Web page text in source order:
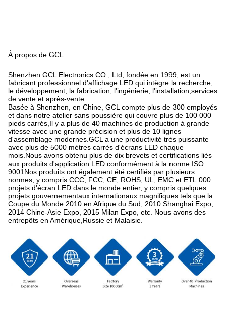
À propos de GCL
Shenzhen GCL Electronics CO., Ltd, fondée en 1999, est un
fabricant professionnel d'affichage LED qui intègre la recherche,
le développement, la fabrication, l'ingénierie, l'installation,services
de vente et après-vente.
Basée à Shenzhen, en Chine, GCL compte plus de 300 employés
et dans notre atelier sans poussière qui couvre plus de 100 000
pieds carrés,Il y a plus de 40 machines de production à grande
vitesse avec une grande précision et plus de 10 lignes
d'assemblage modernes.GCL a une productivité très puissante
avec plus de 5000 mètres carrés d'écrans LED chaque
mois.Nous avons obtenu plus de dix brevets et certifications liés
aux produits d'application LED conformément à la norme ISO
9001Nos produits ont également été certifiés par plusieurs
normes, y compris CCC, FCC, CE, ROHS, UL, EMC et ETL.000
projets d'écran LED dans le monde entier, y compris quelques
projets gouvernementaux internationaux magnifiques tels que la
Coupe du Monde 2010 en Afrique du Sud, 2010 Shanghai Expo,
2014 Chine-Asie Expo, 2015 Milan Expo, etc. Nous avons des
entrepôts en Amérique,Russie et Malaisie.